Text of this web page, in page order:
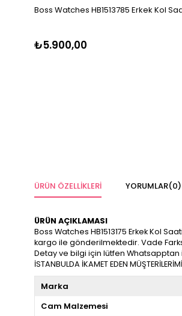
Boss Watches HB1513785 Erkek Kol
₺5.900,00
ÜRÜN ÖZELLIKLERI YORUMLAR(0)
ÜRÜN AÇIKLAMASI
Boss Watches HB1513175 Erkek Kol
kargo ile gönderilmektedir. Vade
Detay ve bilgi için lütfen Whatsapptan
İSTANBULDA İKAMET EDEN
Marka
Cam Malzemesi